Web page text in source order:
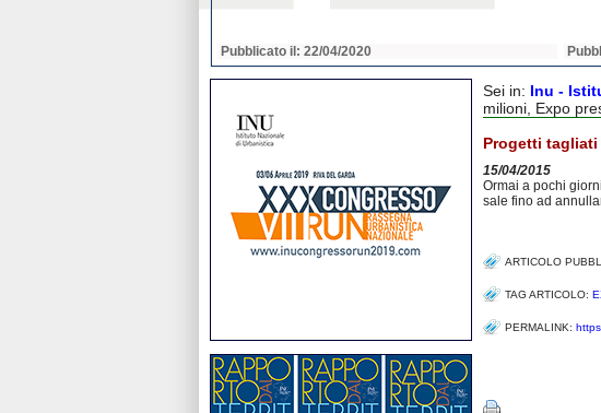
Pubblicato il: 22/04/2020
Sei in: Inu -
milioni, Expo
Progetti
15/04/2015
Ormai a pochi
sale fino ad
ARTICOLO
TAG ARTICOLO:
PERMALINK: